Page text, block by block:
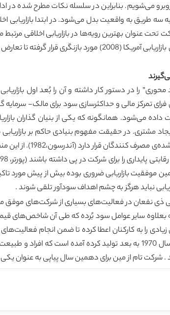
می‌شویم. بنابراین در سلسله نکات مطرح شده در
در چهارچوب دستورالعمل‌های اخلاقی اتحادیه‌ی
را در دستور کار داشته و آن را بُعد اول
چیزی فرای تمرکز مالی و حداکثرسازی سود برای مالک-
مشتری. در حقیقت مفهوم بنیادی حاکم بر
ریزی بازاریابی
موفقیت بازاریابی ضروری بوده بیش از پیش مورد
سایر عوامل سود بُرده که طی آن شاخص‌های
را به کارکنان اعطا کرده تا ضمن انجام
سال پیاپی به عنوان یکی از 100 شرکت برتر در رتبه بندی مجله‌ی “مادر شاغل” معرفی شده